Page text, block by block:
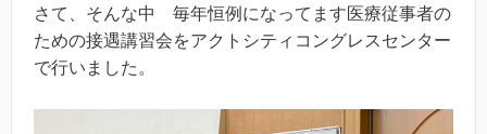
さて、そんな中 毎年恒例になってます医療従事者の
ための接遇講習会をアクトシティコングレスセンター
で行いました。